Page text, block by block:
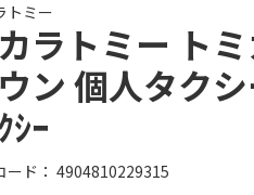
トミー
ラトミー ト
ン 個人タクシ
ｼｰ
ード： 4904810229315